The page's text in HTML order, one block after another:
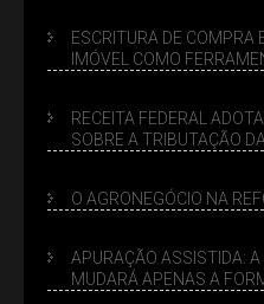
ESCRITURA DE COMPRA
IMÓVEL COMO
RECEITA FEDERAL
SOBRE A TRIBUTAÇÃO
O AGRONEGÓCIO NA
APURAÇÃO ASSISTIDA:
MUDARÁ APENAS A